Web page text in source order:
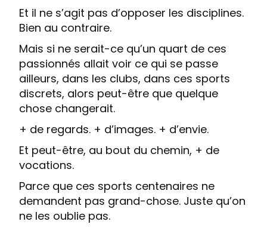
Et il ne s’agit pas d’opposer les disciplines.
Bien au contraire.
Mais si ne serait-ce qu’un quart de ces
passionnés allait voir ce qui se passe
ailleurs, dans les clubs, dans ces sports
discrets, alors peut-être que quelque
chose changerait.
+ de regards. + d’images. + d’envie.
Et peut-être, au bout du chemin, + de
vocations.
Parce que ces sports centenaires ne
demandent pas grand-chose. Juste qu’on
ne les oublie pas.